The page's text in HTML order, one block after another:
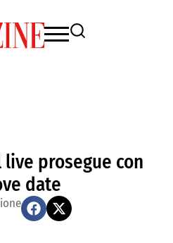
live prosegue con
date